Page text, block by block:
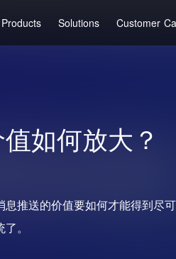
Products Solutions Customer
如何放大？
推送的价值要如何才能得到尽
。